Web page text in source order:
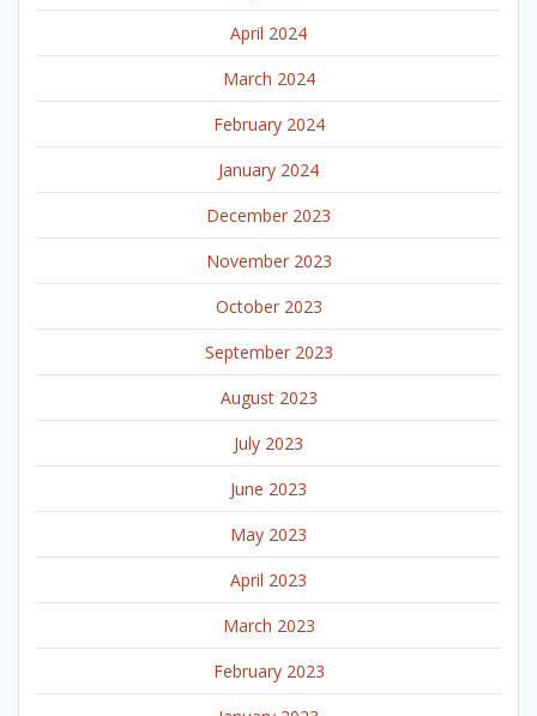
April 2024
March 2024
February 2024
January 2024
December 2023
November 2023
October 2023
September 2023
August 2023
July 2023
June 2023
May 2023
April 2023
March 2023
February 2023